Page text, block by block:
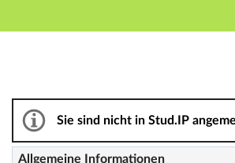
Hauptnavigation
Vorlesung: Polymer Processing -
Sie sind nicht in Stud.IP
Allgemeine Informationen